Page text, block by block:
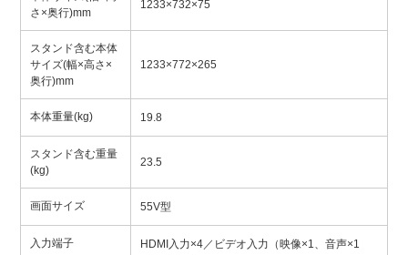
さ×奥行)mm
1233×732×75
スタンド含む本体
サイズ(幅×高さ×
奥行)mm
1233×772×265
本体重量(kg) 19.8
スタンド含む重量
(kg)
23.5
画面サイズ 55V型
入力端子
HDMI入力×4／ビデオ入力（映像×1、音声×1